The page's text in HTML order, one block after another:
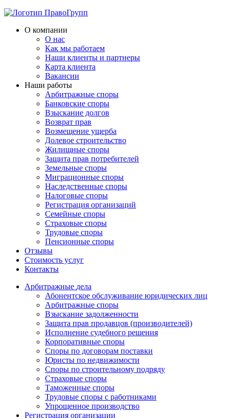
О компании
О нас
Как мы работаем
Наши клиенты и партнеры
Карта клиента
Вакансии
Наши работы
Арбитражные споры
Банковские споры
Взыскание долгов
Возврат прав
Возмещение ущерба
Долевое строительство
Жилищные споры
Защита прав потребителей
Земельные споры
Миграционные споры
Наследственные споры
Налоговые споры
Регистрация организаций
Семейные споры
Страховые споры
Трудовые споры
Пенсионные споры
Отзывы
Стоимость услуг
Контакты
Арбитражные дела
Абонентское обслуживание юридических лиц
Арбитражные споры
Взыскание задолженности
Защита прав продавцов (производителей)
Исполнение судебного решения
Корпоративные споры
Споры по договорам поставки
Юристы по недвижимости
Споры по строительному подряду
Страховые споры
Таможенные споры
Трудовые споры с работниками
Упрощенное производство
Регистрация организации